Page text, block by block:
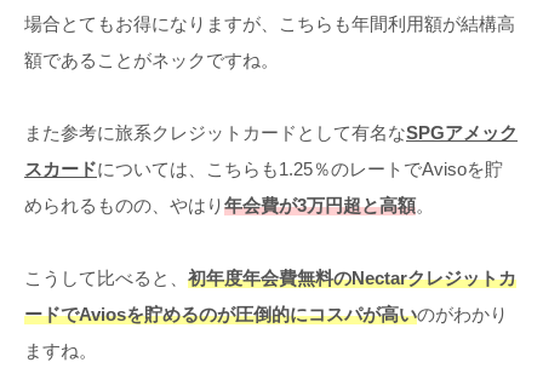
場合とてもお得になりますが、こちらも年間利用額が結構高
額であることがネックですね。
また参考に旅系クレジットカードとして有名なSPGアメック
スカードについては、こちらも1.25％のレートでAvisoを貯
められるものの、やはり年会費が3万円超と高額。
こうして比べると、 初年度年会費無料のNectarクレジットカ
ードでAviosを貯めるのが圧倒的にコスパが高いのがわかり
ますね。